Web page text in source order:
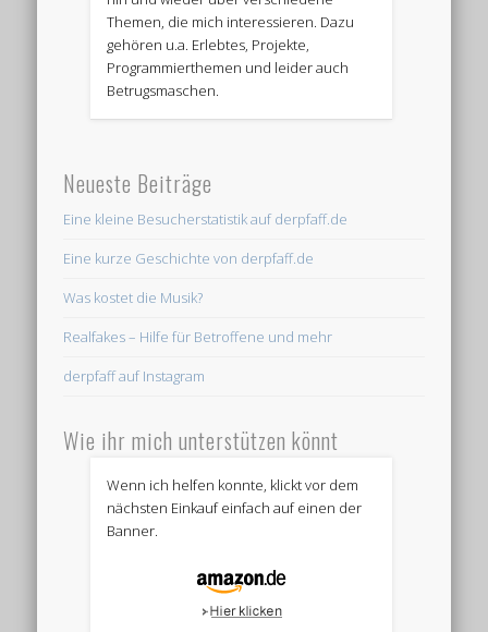
Themen, die mich interessieren. Dazu
gehören u.a. Erlebtes, Projekte,
Programmierthemen und leider auch
Betrugsmaschen.
Neueste Beiträge
Eine kleine Besucherstatistik auf derpfaff.de
Eine kurze Geschichte von derpfaff.de
Was kostet die Musik?
Realfakes – Hilfe für Betroffene und mehr
derpfaff auf Instagram
Wie ihr mich unterstützen könnt
Wenn ich helfen konnte, klickt vor dem
nächsten Einkauf einfach auf einen der
Banner.